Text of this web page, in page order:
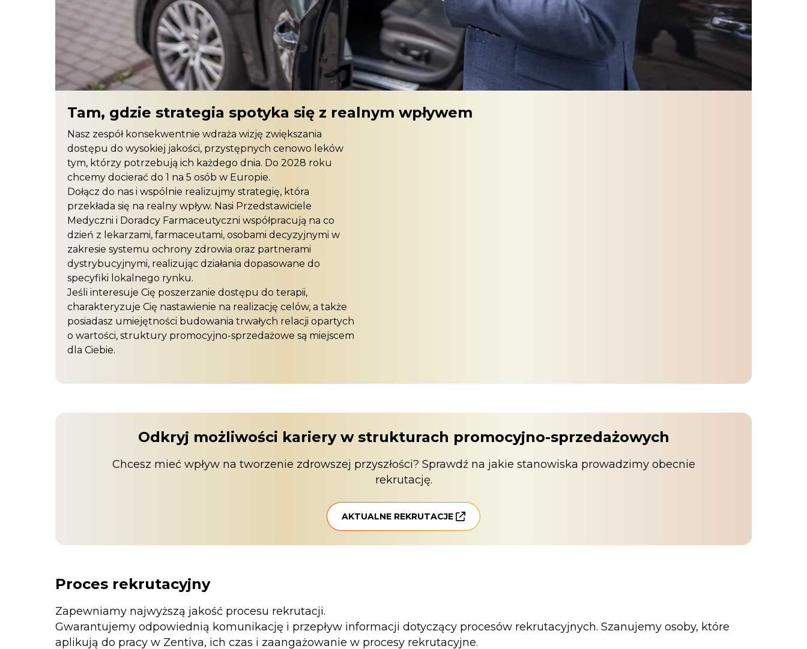
Tam, gdzie strategia spotyka się z realnym wpływem
Nasz zespół konsekwentnie wdraża wizję zwiększania
dostępu do wysokiej jakości, przystępnych cenowo leków
tym, którzy potrzebują ich każdego dnia. Do 2028 roku
chcemy docierać do 1 na 5 osób w Europie.
Dołącz do nas i wspólnie realizujmy strategię, która
przekłada się na realny wpływ. Nasi Przedstawiciele
Medyczni i Doradcy Farmaceutyczni współpracują na co
dzień z lekarzami, farmaceutami, osobami decyzyjnymi w
zakresie systemu ochrony zdrowia oraz partnerami
dystrybucyjnymi, realizując działania dopasowane do
specyfiki lokalnego rynku.
Jeśli interesuje Cię poszerzanie dostępu do terapii,
charakteryzuje Cię nastawienie na realizację celów, a także
posiadasz umiejętności budowania trwałych relacji opartych
o wartości, struktury promocyjno-sprzedażowe są miejscem
dla Ciebie.
Odkryj możliwości kariery w strukturach promocyjno-sprzedażowych
Chcesz mieć wpływ na tworzenie zdrowszej przyszłości? Sprawdź na jakie stanowiska prowadzimy obecnie
rekrutację.
AKTUALNE REKRUTACJE
Proces rekrutacyjny
Zapewniamy najwyższą jakość procesu rekrutacji.
Gwarantujemy odpowiednią komunikację i przepływ informacji dotyczący procesów rekrutacyjnych. Szanujemy osoby, które
aplikują do pracy w Zentiva, ich czas i zaangażowanie w procesy rekrutacyjne.